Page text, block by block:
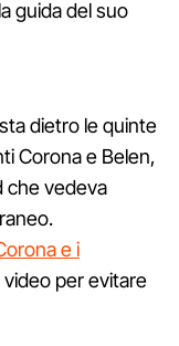
guida del suo
dietro le quinte
Corona e Belen,
che vedeva
e i
video per evitare